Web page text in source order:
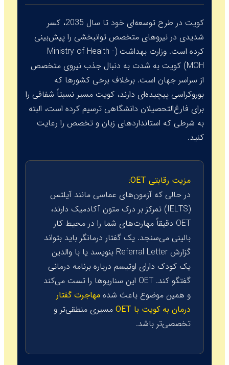
کویت در طرح توسعه‌ای خود تا سال 2035، کسر
شدیدی در نیروهای متخصص توانبخشی را پیش‌بینی
کرده است. وزارت بهداشت (Ministry of Health -
MOH) کویت به شدت به دنبال جذب نیروی متخصص
از سراسر جهان است. برخلاف برخی کشورها که
بوروکراسی پیچیده‌ای دارند، کویت مسیر نسبتاً شفافی را
برای فارغ‌التحصیلان دانشگاهی ترسیم کرده است، البته
به شرطی که استانداردهای زبان و تخصص را رعایت
کنید.
مزیت رقابتی OET:
در حالی که آزمون‌های عماسی مانند آیلتس
(IELTS) تمرکز بر درک متون آکادمیک دارند،
OET دقیقاً مهارت‌های شما را در محیط کار
بالینی می‌سنجد. یک گفتار درمانگر باید بتواند
گزارش Referral Letter بنویسد یا با والدین
یک کودک دارای اوتیسم درباره برنامه درمانی
گفتگو کند. OET این سناریوها را تست می‌کند
و همین موضوع باعث شده مهاجرت گفتار
درمان به کویت با OET
مسیری منطقی‌تر و
تخصصی‌تر باشد.